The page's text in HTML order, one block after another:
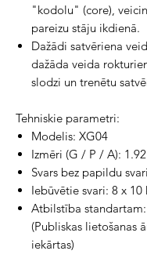
"kodolu" (core),
pareizu stāju ikdienā.
Dažādi satvēriena
dažāda veida
slodzi un trenētu
Tehniskie parametri:
Modelis: XG04
Izmēri (G / P / A):
Svars bez papildu
Iebūvētie svari: 8 x 10
Atbilstība
(Publiskas lietošanas
iekārtas)